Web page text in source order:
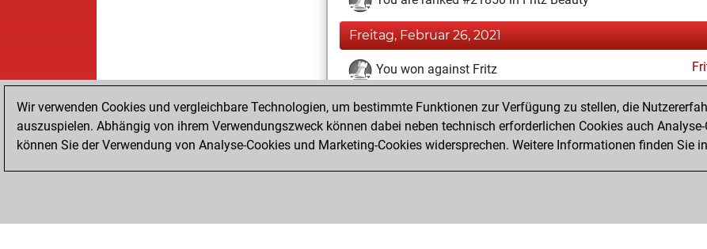
Freitag, Februar 26, 2021
You won against Fritz
You achieved a new Elo of 1622
You created your Fritz account
Wir verwenden Cookies und vergleichbare Technologien, um bestimmte Funktionen zur Verfügung zu stellen, die
auszuspielen. Abhängig von ihrem Verwendungszweck können dabei neben technisch erforderlichen Cookies auch
können Sie der Verwendung von Analyse-Cookies und Marketing-Cookies widersprechen. Weitere Informationen finden Sie